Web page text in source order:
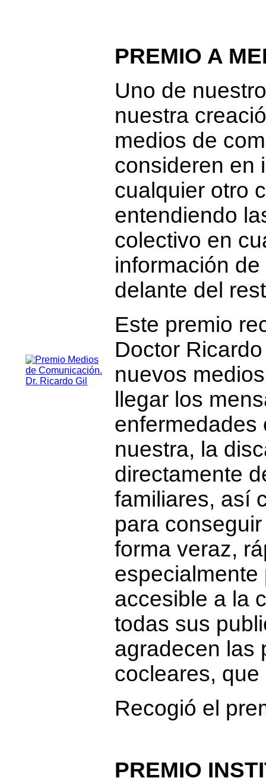
PREMIO A
Uno de
nuestra
medios de
consideren en
cualquier otro
entendiendo
colectivo en
información
delante del
Este premio
Doctor
nuevos
llegar los
enfermedades
nuestra, la
directamente
familiares, así
para
forma veraz,
especialmente
accesible a la
todas sus
agradecen las
cocleares,
Recogió el
PREMIO